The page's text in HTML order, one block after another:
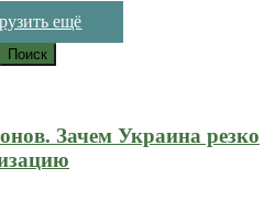
ещё
Зачем Украина резко